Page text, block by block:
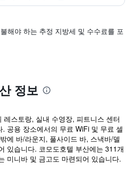
해야 하는 추정 지방세 및 수수료를 포
정보
레스토랑, 실내 수영장, 피트니스 센터
공용 장소에서의 무료 WiFi 및 무료 셀
에 바/라운지, 풀사이드 바, 스낵바/델
있습니다. 코모도호텔 부산에는 311개
미니바 및 금고도 마련되어 있습니다.